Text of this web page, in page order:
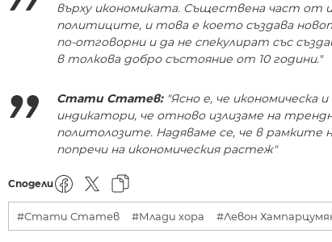
върху икономиката. Съществена част от
политиците, и това е което създава
по-отговорни и да не спекулират със
в толкова добро състояние от 10 години."
Стати Статев:"Ясно е, че икономическа
индикатори, че отново излизаме на
политолозите. Надяваме се, че в рамките
попречи на икономическия растеж"
Сподели
#Стати Статев #Млади хора #Левон